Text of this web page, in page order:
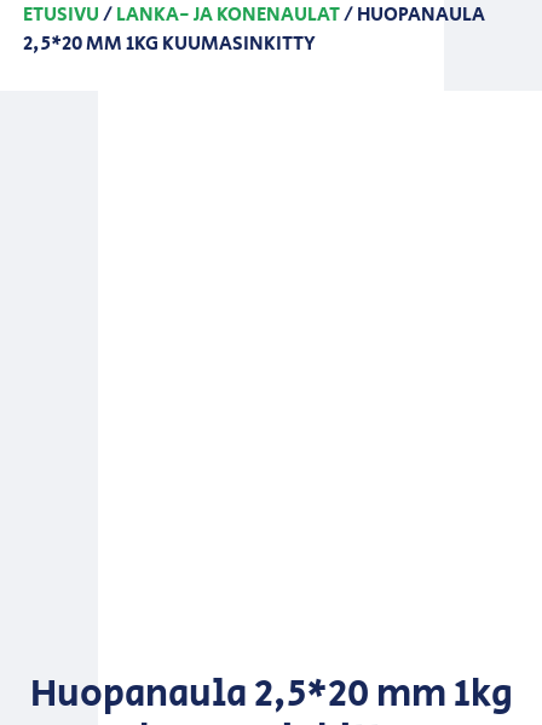
ETUSIVU/LANKA- JA KONENAULAT/ HUOPANAULA
2,5*20 MM 1KG KUUMASINKITTY
Huopanaula 2,5*20 mm 1kg